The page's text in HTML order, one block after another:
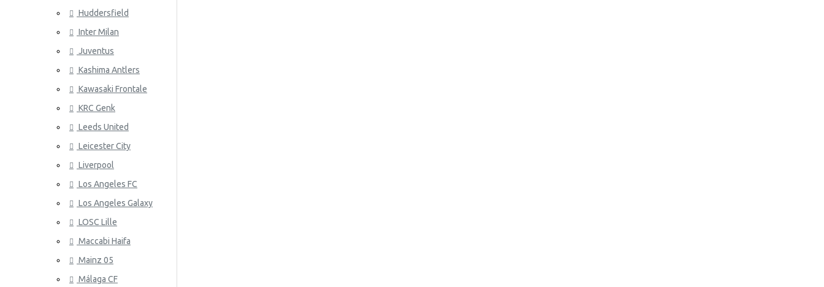
Uruguay
Venezuela
Huddersfield
Inter Milan
Juventus
Kashima Antlers
Kawasaki Frontale
KRC Genk
Leeds United
Leicester City
Liverpool
Los Angeles FC
Los Angeles Galaxy
LOSC Lille
Maccabi Haifa
Mainz 05
Málaga CF